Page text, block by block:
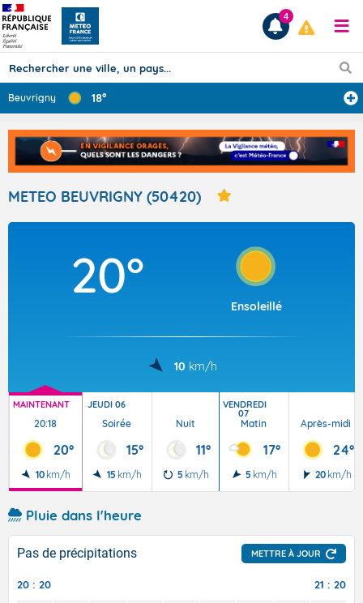
Prévisions
TOUS LES RÉSULTATS
Articles
4
Beuvrigny 18°
METEO BEUVRIGNY (50420)
20°
Ensoleillé
10 km/h
MAINTENANT
20:18
20°
10 km/h
JEUDI 06
Soirée
15°
15 km/h
Nuit
11°
5 km/h
VENDREDI
07
Matin
17°
5 km/h
Après-midi
24°
20 km/h
Pluie dans l'heure
Pas de précipitations METTRE À JOUR
20 : 20 21 : 20